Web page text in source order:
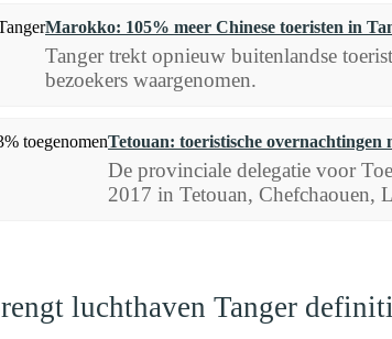
Marokko: 105% meer Chinese toeristen in
Tanger trekt opnieuw buitenlandse
bezoekers waargenomen.
Tetouan: toeristische overnachtingen
De provinciale delegatie voor
2017 in Tetouan, Chefchaouen,
luchthaven Tanger